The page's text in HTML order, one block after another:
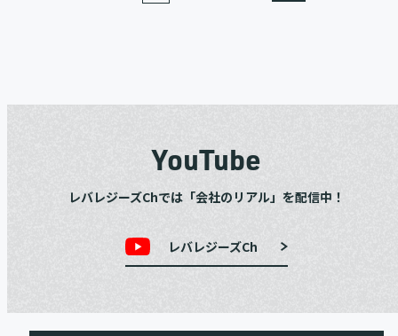
YouTube
レバレジーズChでは「会社のリアル」を配信中！
レバレジーズCh